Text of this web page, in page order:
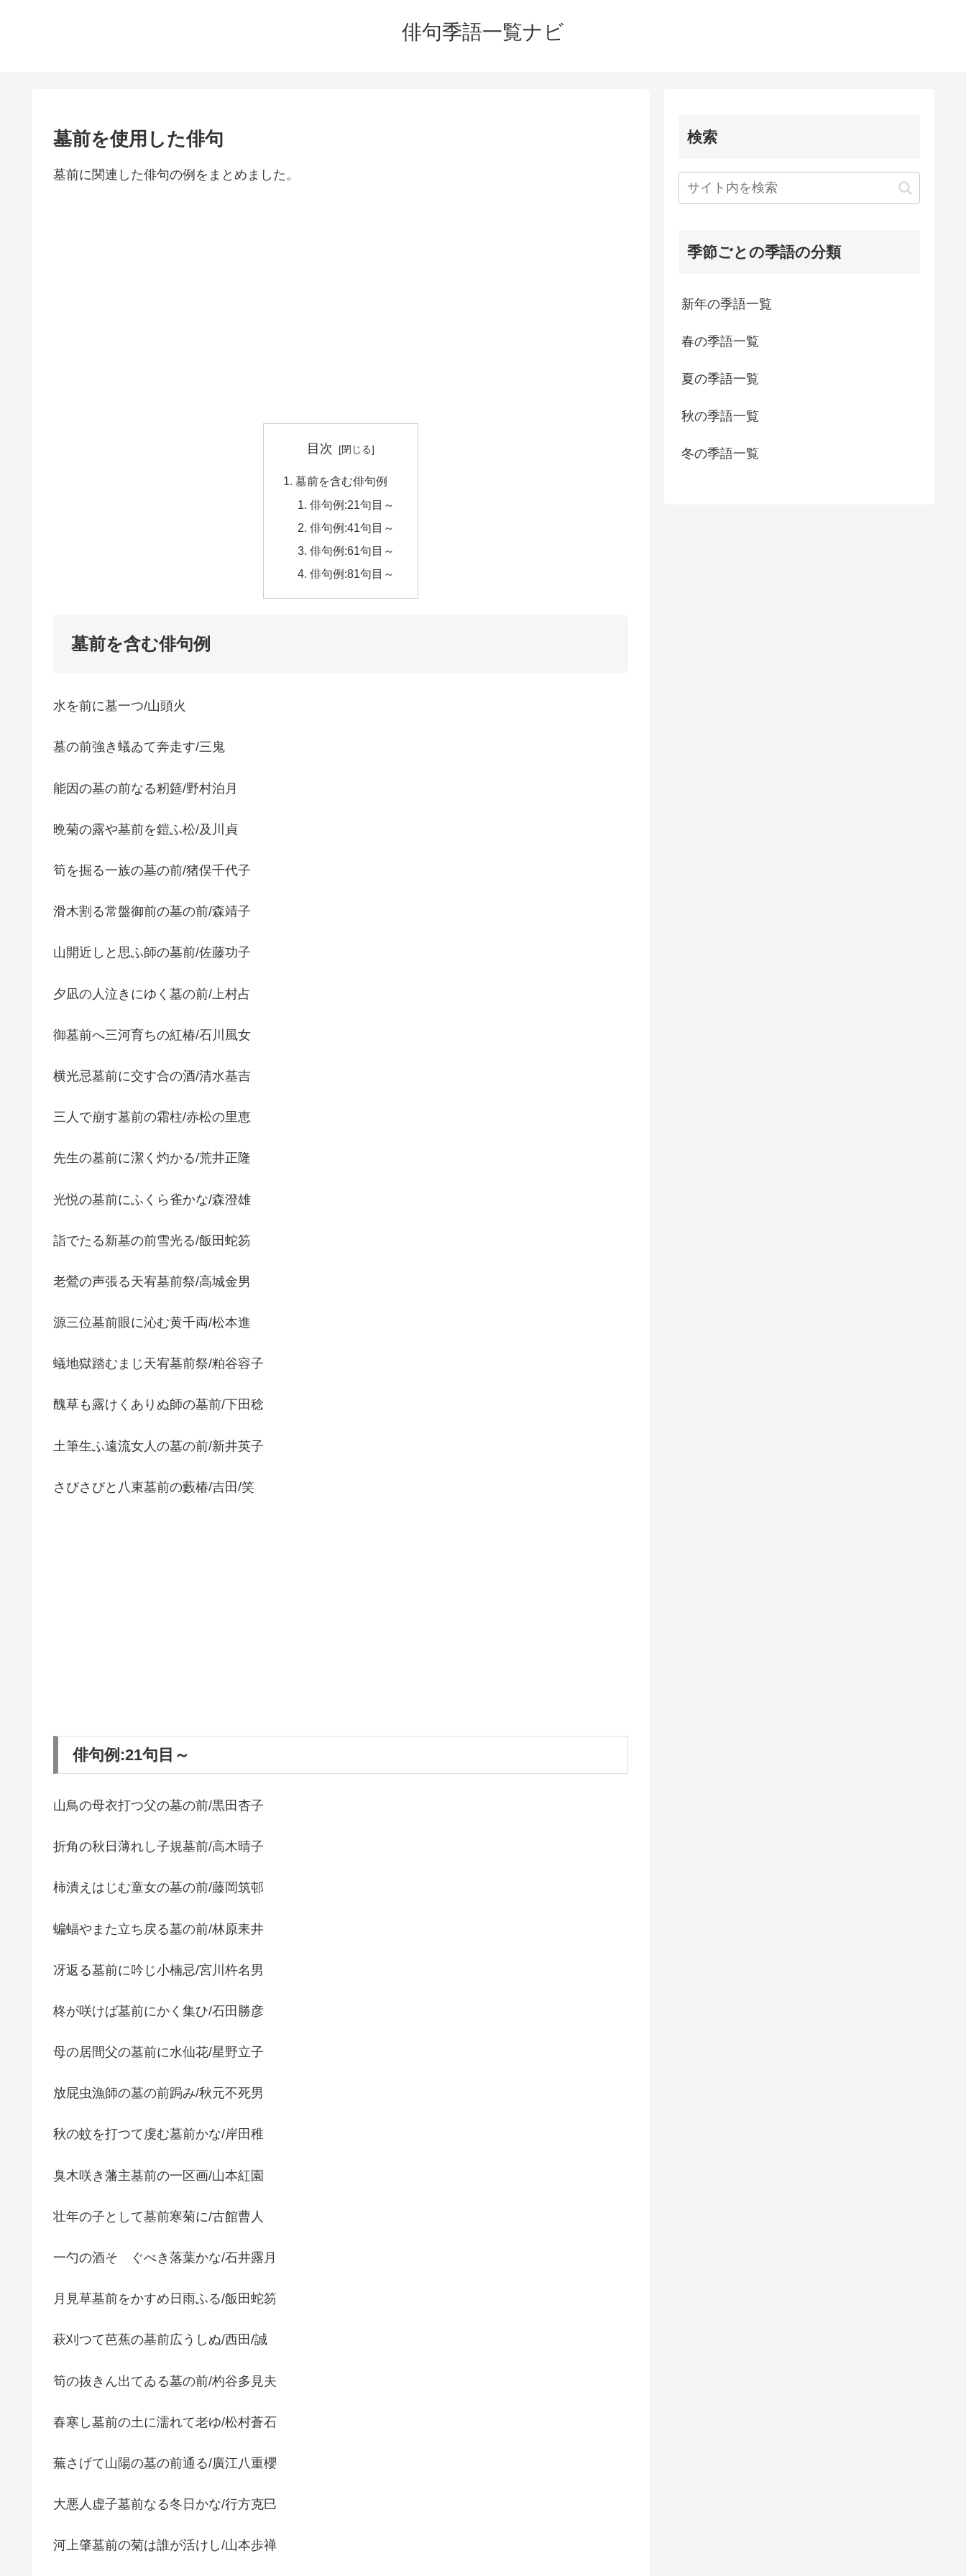
俳句季語一覧ナビ
墓前を使用した俳句
墓前に関連した俳句の例をまとめました。
目次
墓前を含む俳句例
俳句例:21句目～
俳句例:41句目～
俳句例:61句目～
俳句例:81句目～
墓前を含む俳句例
水を前に墓一つ/山頭火
墓の前強き蟻ゐて奔走す/三鬼
能因の墓の前なる籾筵/野村泊月
晩菊の露や墓前を鎧ふ松/及川貞
筍を掘る一族の墓の前/猪俣千代子
滑木割る常盤御前の墓の前/森靖子
山開近しと思ふ師の墓前/佐藤功子
夕凪の人泣きにゆく墓の前/上村占
御墓前へ三河育ちの紅椿/石川風女
横光忌墓前に交す合の酒/清水基吉
三人で崩す墓前の霜柱/赤松の里恵
先生の墓前に潔く灼かる/荒井正隆
光悦の墓前にふくら雀かな/森澄雄
詣でたる新墓の前雪光る/飯田蛇笏
老鶯の声張る天宥墓前祭/高城金男
源三位墓前眼に沁む黄千両/松本進
蟻地獄踏むまじ天宥墓前祭/粕谷容子
醜草も露けくありぬ師の墓前/下田稔
土筆生ふ遠流女人の墓の前/新井英子
さびさびと八束墓前の藪椿/吉田/笑
俳句例:21句目～
山鳥の母衣打つ父の墓の前/黒田杏子
折角の秋日薄れし子規墓前/高木晴子
柿潰えはじむ童女の墓の前/藤岡筑邨
蝙蝠やまた立ち戻る墓の前/林原耒井
冴返る墓前に吟じ小楠忌/宮川杵名男
柊が咲けば墓前にかく集ひ/石田勝彦
母の居間父の墓前に水仙花/星野立子
放屁虫漁師の墓の前跼み/秋元不死男
秋の蚊を打つて虔む墓前かな/岸田稚
臭木咲き藩主墓前の一区画/山本紅園
壮年の子として墓前寒菊に/古館曹人
一勺の酒そゝぐべき落葉かな/石井露月
月見草墓前をかすめ日雨ふる/飯田蛇笏
萩刈つて芭蕉の墓前広うしぬ/西田/誠
筍の抜きん出てゐる墓の前/杓谷多見夫
春寒し墓前の土に濡れて老ゆ/松村蒼石
蕪さげて山陽の墓の前通る/廣江八重櫻
大悪人虚子墓前なる冬日かな/行方克巳
河上肇墓前の菊は誰が活けし/山本歩禅
検索
季節ごとの季語の分類
新年の季語一覧
春の季語一覧
夏の季語一覧
秋の季語一覧
冬の季語一覧